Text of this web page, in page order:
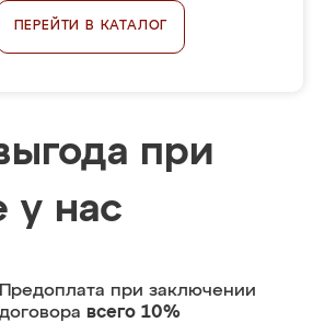
ПЕРЕЙТИ В КАТАЛОГ
при
у нас
Предоплата при заключении
договора всего 10%